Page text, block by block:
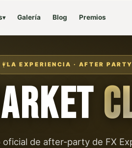
▾ Galería Blog Premios
LA EXPERIENCIA · AFTER PARTY
oficial de after-party de FX